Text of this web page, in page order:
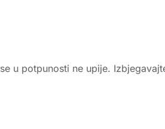
u potpunosti ne upije.